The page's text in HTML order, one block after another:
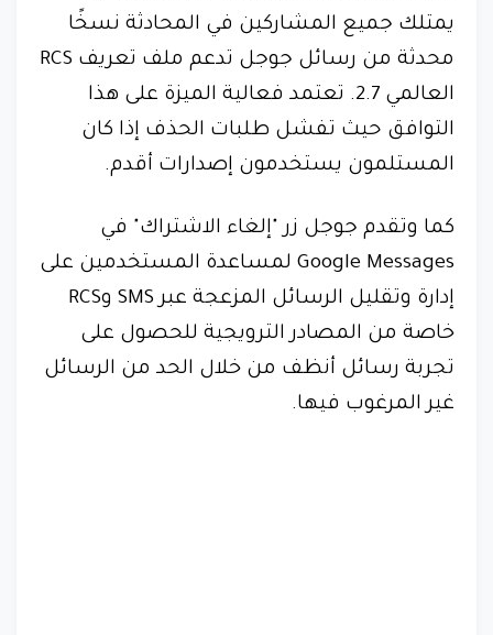
يمتلك جميع المشاركين في المحادثة نسخًا
محدثة من رسائل جوجل تدعم ملف تعريف RCS
العالمي 2.7. تعتمد فعالية الميزة على هذا
التوافق حيث تفشل طلبات الحذف إذا كان
المستلمون يستخدمون إصدارات أقدم.
كما وتقدم جوجل زر "إلغاء الاشتراك" في
Google Messages لمساعدة المستخدمين على
إدارة وتقليل الرسائل المزعجة عبر SMS وRCS
خاصة من المصادر الترويجية للحصول على
تجربة رسائل أنظف من خلال الحد من الرسائل
غير المرغوب فيها.